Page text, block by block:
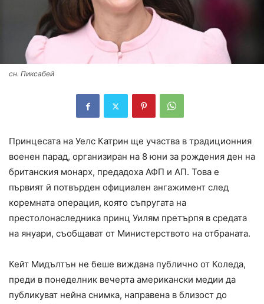
сн. Пиксабей
Принцесата на Уелс Катрин ще участва в традиционния
военен парад, организиран на 8 юни за рождения ден на
британския монарх, предадоха АФП и АП. Това е
първият й потвърден официален ангажимент след
коремната операция, която съпругата на
престолонаследника принц Уилям претърпя в средата
на януари, съобщават от Министерството на отбраната.
Кейт Мидълтън не беше виждана публично от Коледа,
преди в понеделник вечерта американски медии да
публикуват нейна снимка, направена в близост до